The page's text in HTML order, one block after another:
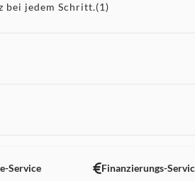
bei jedem Schritt.(1)
Das Magic Keyboard sorgt
ein 4 Lautsprecher-Audiosystem
Service Finanzierungs-